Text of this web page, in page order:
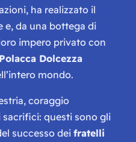
ha realizzato il
e, da una bottega di
impero privato con
Dolcezza
mondo.
coraggio
questi sono gli
successo dei fratelli